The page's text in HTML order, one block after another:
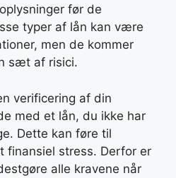
før de
typer af lån kan være
men de kommer
sæt af risici.
verificering af din
med et lån, du ikke har
Dette kan føre til
finansiel stress. Derfor er
alle kravene når